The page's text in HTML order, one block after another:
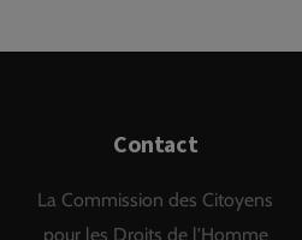
Contact
La Commission des Citoyens
pour les Droits de l'Homme